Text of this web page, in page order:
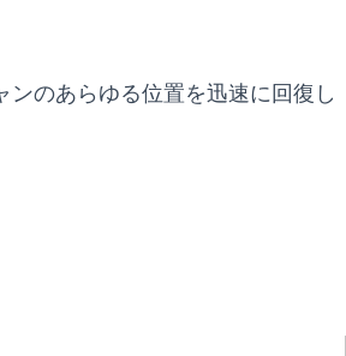
のあらゆる位置を迅速に回復し